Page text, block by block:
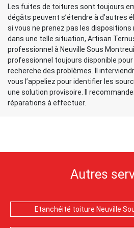
Les fuites de toitures sont toujours
dégâts peuvent s’étendre à d’autres
si vous ne prenez pas les
dans une telle situation, Artisan
professionnel à Neuville Sous
professionnel toujours disponible
recherche des problèmes. Il
vous l’appeliez pour identifier les
une solution provisoire. Il
réparations à effectuer.
Autres
Etanchéité toiture Neuville